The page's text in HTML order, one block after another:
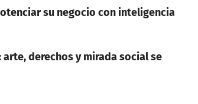
su negocio con inteligencia
derechos y mirada social se